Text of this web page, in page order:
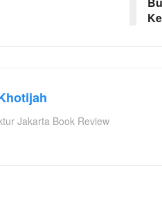
Jakarta Book Review